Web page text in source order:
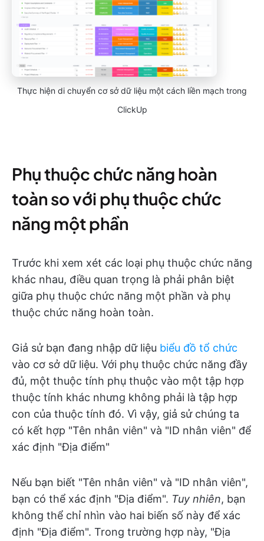
Thực hiện di chuyển cơ sở dữ liệu một cách liền mạch trong
ClickUp
Phụ thuộc chức năng hoàn
toàn so với phụ thuộc chức
năng một phần
Trước khi xem xét các loại phụ thuộc chức năng
khác nhau, điều quan trọng là phải phân biệt
giữa phụ thuộc chức năng một phần và phụ
thuộc chức năng hoàn toàn.
Giả sử bạn đang nhập dữ liệu biểu đồ tổ chức
vào cơ sở dữ liệu. Với phụ thuộc chức năng đầy
đủ, một thuộc tính phụ thuộc vào một tập hợp
thuộc tính khác nhưng không phải là tập hợp
con của thuộc tính đó. Vì vậy, giả sử chúng ta
có kết hợp "Tên nhân viên" và "ID nhân viên" để
xác định "Địa điểm"
Nếu bạn biết "Tên nhân viên" và "ID nhân viên",
bạn có thể xác định "Địa điểm". Tuy nhiên, bạn
không thể chỉ nhìn vào hai biến số này để xác
định "Địa điểm". Trong trường hợp này, "Địa